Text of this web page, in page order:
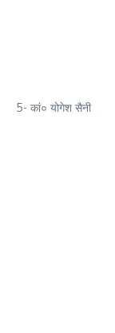
5- कां० योगेश सैनी